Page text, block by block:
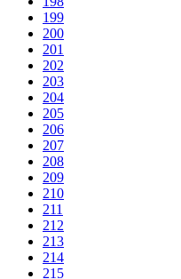
199
200
201
202
203
204
205
206
207
208
209
210
211
212
213
214
215